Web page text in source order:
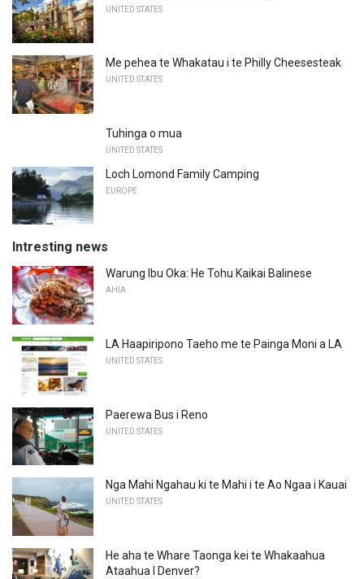
UNITED STATES
Me pehea te Whakatau i te Philly Cheesesteak
UNITED STATES
Tuhinga o mua
UNITED STATES
Loch Lomond Family Camping
EUROPE
Intresting news
Warung Ibu Oka: He Tohu Kaikai Balinese
AHIA
LA Haapiripono Taeho me te Painga Moni a LA
UNITED STATES
Paerewa Bus i Reno
UNITED STATES
Nga Mahi Ngahau ki te Mahi i te Ao Ngaa i Kauai
UNITED STATES
He aha te Whare Taonga kei te Whakaahua
Ataahua I Denver?